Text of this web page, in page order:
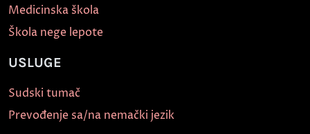
Medicinska škola
Škola nege lepote
USLUGE
Sudski tumač
Prevođenje sa/na nemački jezik